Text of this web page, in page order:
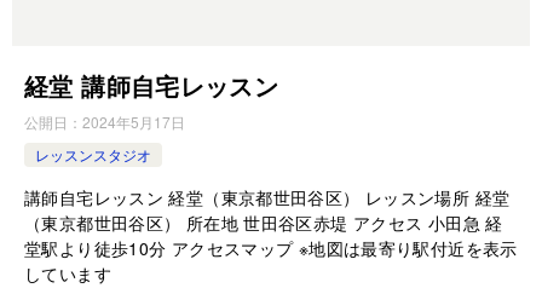
経堂 講師自宅レッスン
公開日： 2024年5月17日
レッスンスタジオ
講師自宅レッスン 経堂（東京都世田谷区） レッスン場所 経堂
（東京都世田谷区） 所在地 世田谷区赤堤 アクセス 小田急 経
堂駅より徒歩10分 アクセスマップ ※地図は最寄り駅付近を表示
しています